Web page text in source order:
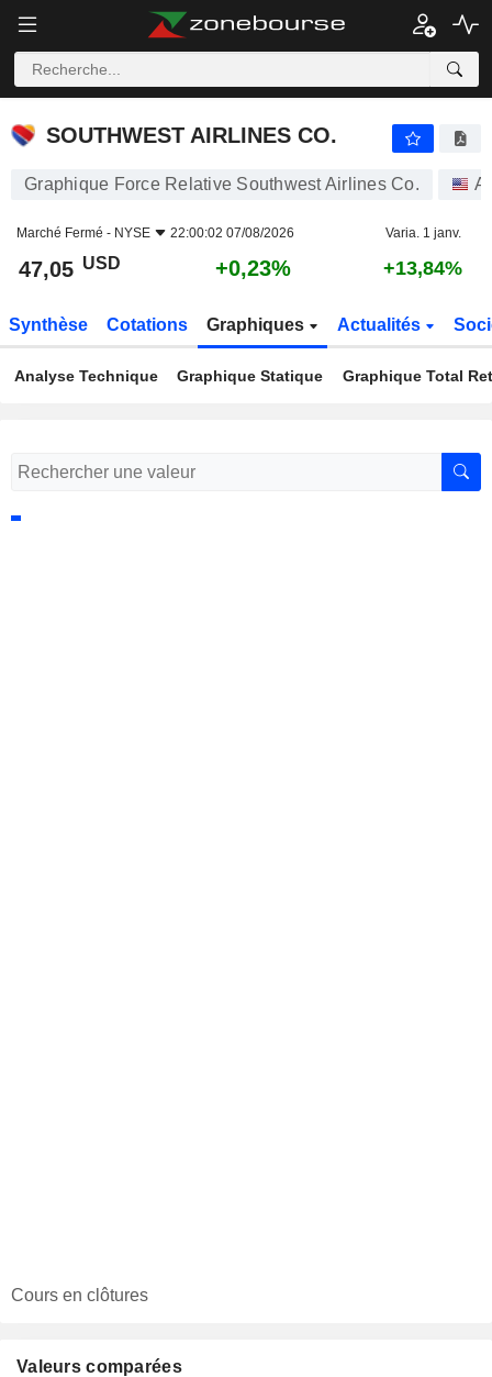
SOUTHWEST AIRLINES CO.
SOUTHWEST AIRLINES CO.
Graphique Force Relative Southwest Airlines Co.
Marché Fermé - NYSE 22:00:02 07/08/2026 Varia. 1 janv.
47,05 USD +0,23% +13,84%
Synthèse Cotations Graphiques Actualités
Analyse Technique Graphique Statique Graphique Total
Cours en clôtures
Valeurs comparées